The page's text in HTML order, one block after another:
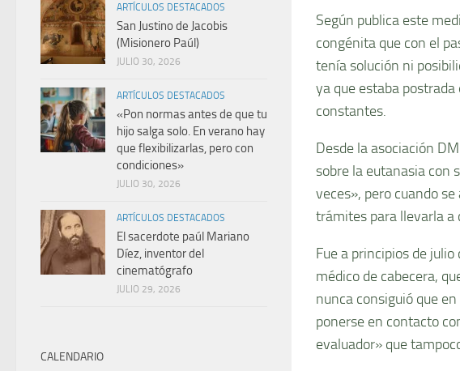
Según publica este
congénita que con el
tenía solución ni
ya que estaba
constantes.
Desde la asociación
sobre la eutanasia con
veces», pero cuando
trámites para llevarla a
Fue a principios de
médico de cabecera,
nunca consiguió que
ponerse en contacto
evaluador» que
ARTÍCULOS DESTACADOS
San Justino de Jacobis
(Misionero Paúl)
JULIO 30, 2026
ARTÍCULOS DESTACADOS
«Pon normas antes de que tu
hijo salga solo. En verano hay
que flexibilizarlas, pero con
condiciones»
JULIO 30, 2026
ARTÍCULOS DESTACADOS
El sacerdote paúl Mariano
Díez, inventor del
cinematógrafo
JULIO 29, 2026
CALENDARIO